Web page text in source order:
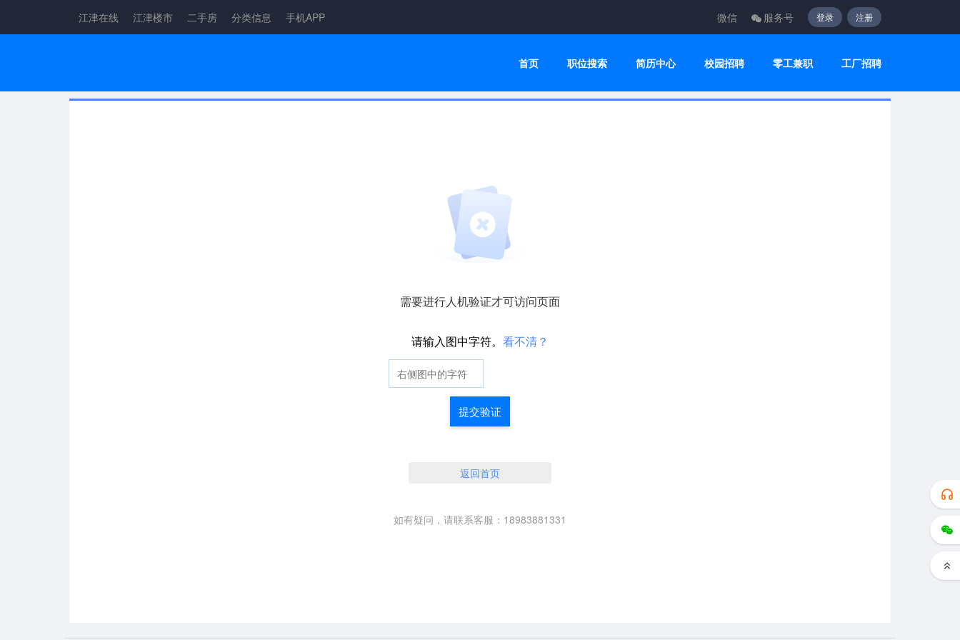
江津在线 江津楼市 二手房 分类信息 手机APP 微信 服务号 登录 注册
首页 职位搜索 简历中心 校园招聘 零工兼职 工厂招聘
需要进行人机验证才可访问页面
请输入图中字符。 看不清？
提交验证
返回首页
如有疑问，请联系客服：18983881331